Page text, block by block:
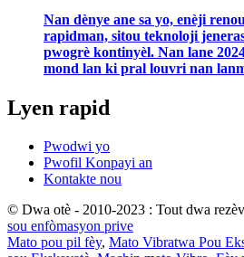
Nan dènye ane sa yo, enèji
rapidman, sitou teknoloji
pwogrè kontinyèl. Nan lane
mond lan ki pral louvri nan
Lyen rapid
Pwodwi yo
Pwofil Konpayi an
Kontakte nou
© Dwa otè - 2010-2023 : Tout dwa
sou enfòmasyon prive
Mato pou pil fèy, Mato Vibratwa Pou